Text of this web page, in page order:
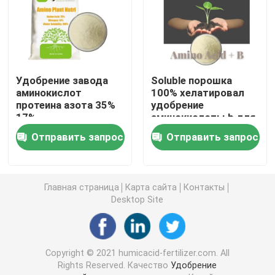
Гуминовая кислота натрия
Удобрение гуминовой кислоты
Калий Fulvic кисловочное
жидкостное удобрение выдержки морской
Удобрение аминокислоты
Soluble порошок гуминовой кислоты
Удобрение завода
аминокислот
протеина азота 35%
17%
Отправить запрос
Soluble порошка
100% хелатировал
удобрение
аминокислоты b для
заводов
Отправить запрос
Главная страница Карта сайта
Контакты
Desktop Site
Copyright © 2021 humicacid-fertilizer.com. All
Rights Reserved. Качество Удобрение